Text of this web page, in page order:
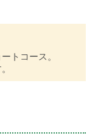
トコース。